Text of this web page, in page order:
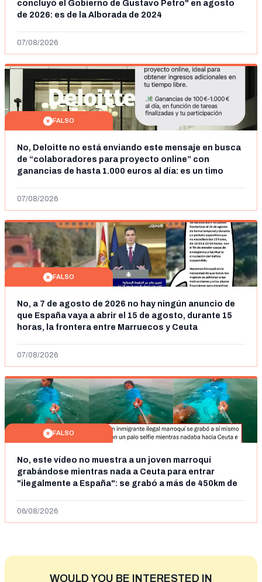
concluyó el Gobierno de Gustavo Petro" en agosto
de 2026: es de la Alborada de 2024
07/08/2026
FALSO
No, Deloitte no está enviando este mensaje en busca
de “colaboradores para proyecto online” con
ganancias de hasta 1.000 euros al día: es un timo
07/08/2026
FALSO
No, a 7 de agosto de 2026 no hay ningún anuncio de
que España vaya a abrir el 15 de agosto, durante 15
horas, la frontera entre Marruecos y Ceuta
07/08/2026
FALSO
No, este vídeo no muestra a un joven marroquí
grabándose mientras nada a Ceuta para entrar
"ilegalmente a España": se grabó a más de 450km de
06/08/2026
WOULD YOU BE INTERESTED IN